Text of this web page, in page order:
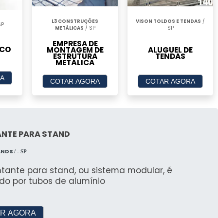
e é perfeita para eventos sofisticados,
de bruxa oferece um visual diferenciado e é ideal
L3 CONSTRUÇÕES
METÁLICAS / SP
EMPRESA DE
MONTAGEM DE
ESTRUTURA
METÁLICA
COTAR AGORA
VISON TOLDOS E TENDAS /
SP
ALUGUEL DE
TENDAS
COTAR AGORA
PARA STAND
/ - SP
para stand, ou sistema modular, é
por tubos de alumínio
AGORA